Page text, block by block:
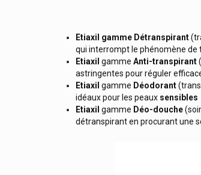
Etiaxil gamme Détranspirant
qui interrompt le phénomène de
Etiaxil gamme Anti-transpirant(
astringentes pour réguler
Etiaxil gamme Déodorant
idéaux pour les peaux sensibles
Etiaxil gamme Déo-douche
détranspirant en procurant une
Dulac
Dulcis Health Science
Duracell
Durex
Dynamedix